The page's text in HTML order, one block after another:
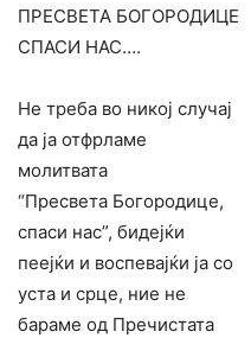
ПРЕСВЕТА БОГОРОДИЦЕ
СПАСИ НАС….
Не треба во никој случај
да ја отфрламе
молитвата
“Пресвета Богородице,
спаси нас”, бидејќи
пеејќи и воспевајќи ја со
уста и срце, ние не
бараме од Пречистата